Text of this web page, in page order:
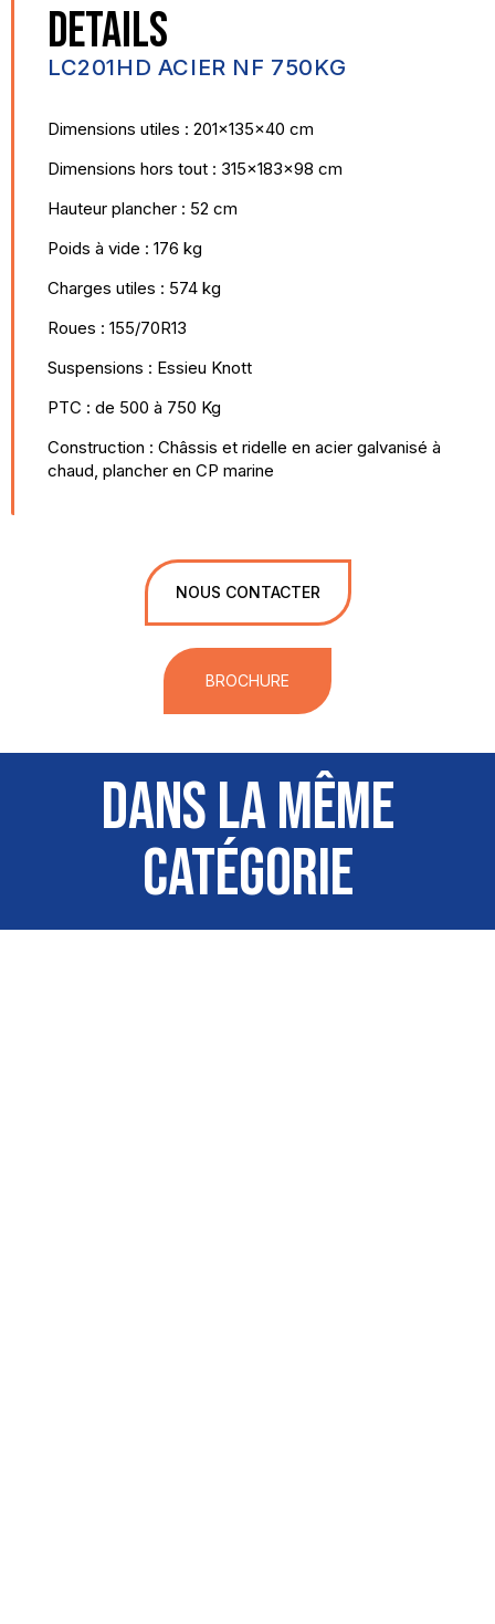
DETAILS
LC201HD ACIER NF 750KG
Dimensions utiles : 201x135x40 cm
Dimensions hors tout : 315x183x98 cm
Hauteur plancher : 52 cm
Poids à vide : 176 kg
Charges utiles : 574 kg
Roues : 155/70R13
Suspensions : Essieu Knott
PTC : de 500 à 750 Kg
Construction : Châssis et ridelle en acier galvanisé à
chaud, plancher en CP marine
NOUS CONTACTER
BROCHURE
DANS LA MÊME
CATÉGORIE